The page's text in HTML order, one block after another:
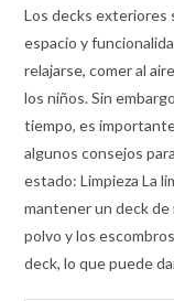
Los decks exteriores
espacio y
relajarse, comer al
los niños. Sin
tiempo, es
algunos consejos
estado: Limpieza La
mantener un deck de
polvo y los
deck, lo que puede